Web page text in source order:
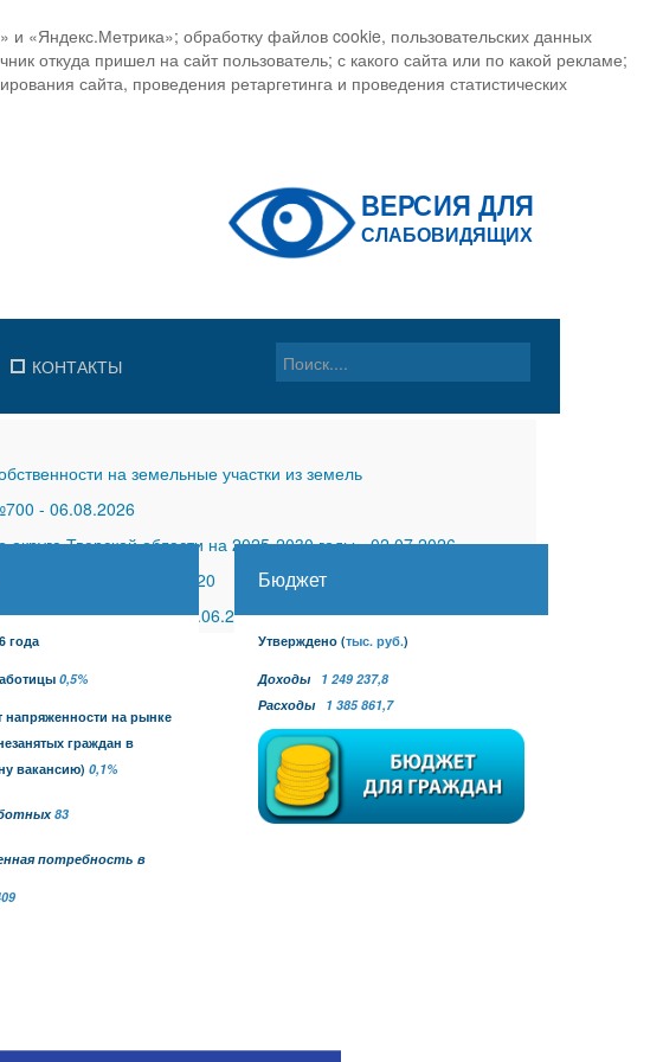
«Яндекс.Метрика»; обработку файлов cookie, пользовательских данных
откуда пришел на сайт пользователь; с какого сайта или по какой рекламе;
сайта, проведения ретаргетинга и проведения статистических
КОНТАКТЫ
на земельные участки из земель
- 06.08.2026
Тверской области на 2025-2030 годы-02.07.2026
30.11.2020
от 26.06.2026 №27-30.06.2026
года
0,5%
на рынке
граждан в
вакансию) 0,1%
83
потребность в
Бюджет
Утверждено (тыс. руб.)
Доходы 1 249 237,8
Расходы 1 385 861,7